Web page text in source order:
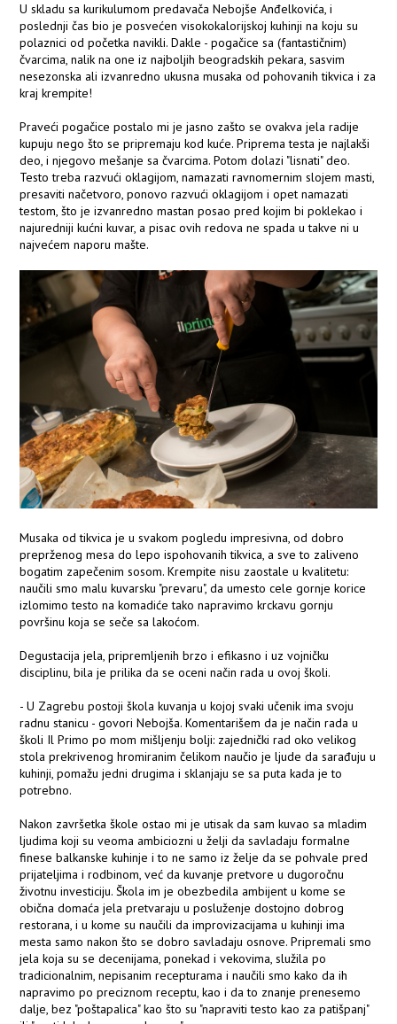
U skladu sa kurikulumom predavača Nebojše Anđelkovića, i
poslednji čas bio je posvećen visokokalorijskoj kuhinji na koju su
polaznici od početka navikli. Dakle - pogačice sa (fantastičnim)
čvarcima, nalik na one iz najboljih beogradskih pekara, sasvim
nesezonska ali izvanredno ukusna musaka od pohovanih tikvica i za
kraj krempite!
Praveći pogačice postalo mi je jasno zašto se ovakva jela radije
kupuju nego što se pripremaju kod kuće. Priprema testa je najlakši
deo, i njegovo mešanje sa čvarcima. Potom dolazi "lisnati" deo.
Testo treba razvući oklagijom, namazati ravnomernim slojem masti,
presaviti načetvoro, ponovo razvući oklagijom i opet namazati
testom, što je izvanredno mastan posao pred kojim bi poklekao i
najuredniji kućni kuvar, a pisac ovih redova ne spada u takve ni u
najvećem naporu mašte.
Musaka od tikvica je u svakom pogledu impresivna, od dobro
preprženog mesa do lepo ispohovanih tikvica, a sve to zaliveno
bogatim zapečenim sosom. Krempite nisu zaostale u kvalitetu:
naučili smo malu kuvarsku "prevaru", da umesto cele gornje korice
izlomimo testo na komadiće tako napravimo krckavu gornju
površinu koja se seče sa lakoćom.
Degustacija jela, pripremljenih brzo i efikasno i uz vojničku
disciplinu, bila je prilika da se oceni način rada u ovoj školi.
- U Zagrebu postoji škola kuvanja u kojoj svaki učenik ima svoju
radnu stanicu - govori Nebojša. Komentarišem da je način rada u
školi Il Primo po mom mišljenju bolji: zajednički rad oko velikog
stola prekrivenog hromiranim čelikom naučio je ljude da sarađuju u
kuhinji, pomažu jedni drugima i sklanjaju se sa puta kada je to
potrebno.
Nakon završetka škole ostao mi je utisak da sam kuvao sa mladim
ljudima koji su veoma ambiciozni u želji da savladaju formalne
finese balkanske kuhinje i to ne samo iz želje da se pohvale pred
prijateljima i rodbinom, već da kuvanje pretvore u dugoročnu
životnu investiciju. Škola im je obezbedila ambijent u kome se
obična domaća jela pretvaraju u posluženje dostojno dobrog
restorana, i u kome su naučili da improvizacijama u kuhinji ima
mesta samo nakon što se dobro savladaju osnove. Pripremali smo
jela koja su se decenijama, ponekad i vekovima, služila po
tradicionalnim, nepisanim recepturama i naučili smo kako da ih
napravimo po preciznom receptu, kao i da to znanje prenesemo
dalje, bez "poštapalica" kao što su "napraviti testo kao za patišpanj"